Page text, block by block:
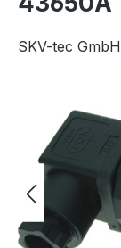
SKV-tec GmbH